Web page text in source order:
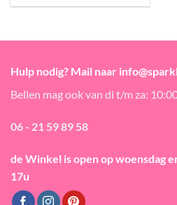
Hulp nodig? Mail naar
Bellen mag ook van di t/m za:
06 - 21 59 89 58
de Winkel is openop woensdag
17u